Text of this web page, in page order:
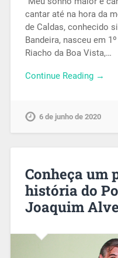
cantar até na hora da
de Caldas, conhecido
Bandeira, nasceu em
Riacho da Boa Vista,…
Continue Reading →
6 de junho de 2020
Conheça um
história do
Joaquim